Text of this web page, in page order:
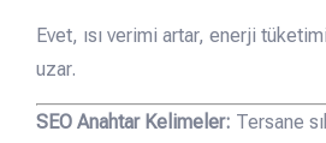
Evet, ısı verimi artar, enerji
uzar.
SEO Anahtar Kelimeler: Tersane